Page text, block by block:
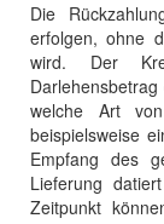
Die
erfolgen, ohne
wird. Der
Darlehensbetrag
welche Art
beispielsweise
Empfang des
Lieferung
Zeitpunkt